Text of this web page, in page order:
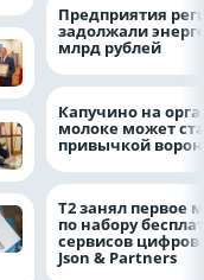
Предприятия
задолжали
млрд рублей
Капучино на
молоке может
привычкой
Т2 занял первое
по набору
сервисов
Json & Partners